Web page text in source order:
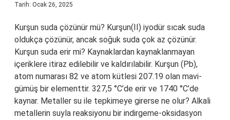
Tarih: Ocak 26, 2025
Kurşun suda çözünür mü? Kurşun(II) iyodür sıcak suda
oldukça çözünür, ancak soğuk suda çok az çözünür.
Kurşun suda erir mi? Kaynaklardan kaynaklanmayan
içeriklere itiraz edilebilir ve kaldırılabilir. Kurşun (Pb),
atom numarası 82 ve atom kütlesi 207.19 olan mavi-
gümüş bir elementtir. 327,5 °C’de erir ve 1740 °C’de
kaynar. Metaller su ile tepkimeye girerse ne olur? Alkali
metallerin suyla reaksiyonu bir indirgeme-oksidasyon